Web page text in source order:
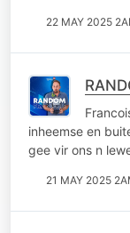
22 MAY 2025
inheemse en
gee vir ons n
21 MAY 2025